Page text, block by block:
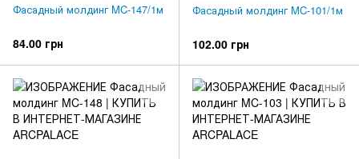
Фасадный молдинг MC-147/1м
84.00 грн
Фасадный молдинг MC-101/1м
102.00 грн